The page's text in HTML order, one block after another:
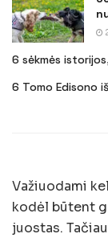
6 sėkmės
6 Tomo Edisono
Važiuodami
kodėl būtent
juostas.